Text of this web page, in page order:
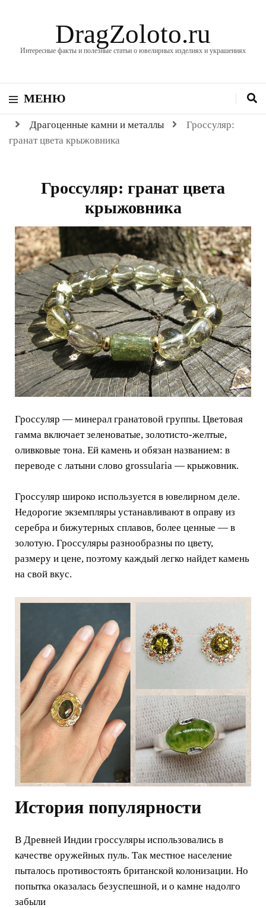
DragZoloto.ru
Интересные факты и полезные статьи о ювелирных изделиях и украшениях
МЕНЮ
Драгоценные камни и металлы
Гроссуляр:
гранат цвета крыжовника
Гроссуляр: гранат цвета
крыжовника
Гроссуляр — минерал гранатовой группы. Цветовая
гамма включает зеленоватые, золотисто-желтые,
оливковые тона. Ей камень и обязан названием: в
переводе с латыни слово grossularia — крыжовник.
Гроссуляр широко используется в ювелирном деле.
Недорогие экземпляры устанавливают в оправу из
серебра и бижутерных сплавов, более ценные — в
золотую. Гроссуляры разнообразны по цвету,
размеру и цене, поэтому каждый легко найдет камень
на свой вкус.
История популярности
В Древней Индии гроссуляры использовались в
качестве оружейных пуль. Так местное население
пыталось противостоять британской колонизации. Но
попытка оказалась безуспешной, и о камне надолго
забыли